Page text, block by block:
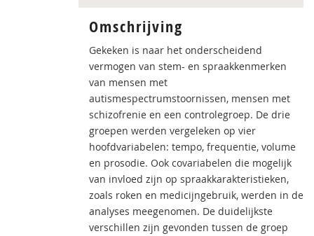
Omschrijving
Gekeken is naar het onderscheidend
vermogen van stem- en spraakkenmerken
van mensen met
autismespectrumstoornissen, mensen met
schizofrenie en een controlegroep. De drie
groepen werden vergeleken op vier
hoofdvariabelen: tempo, frequentie, volume
en prosodie. Ook covariabelen die mogelijk
van invloed zijn op spraakkarakteristieken,
zoals roken en medicijngebruik, werden in de
analyses meegenomen. De duidelijkste
verschillen zijn gevonden tussen de groep